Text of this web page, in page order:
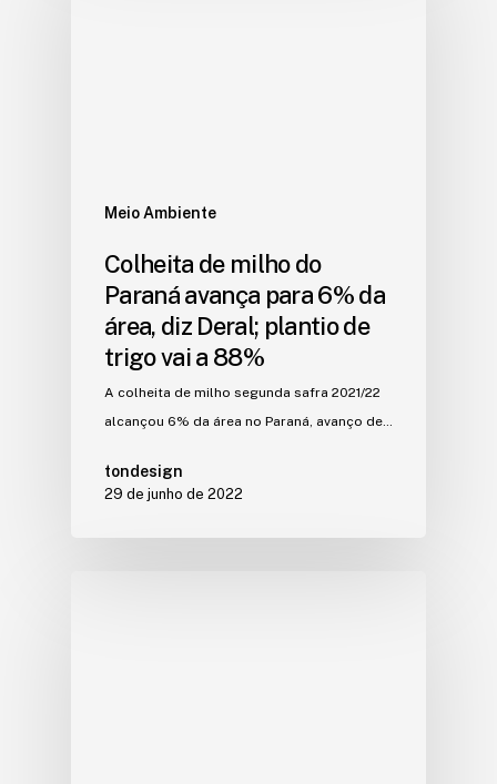
Meio Ambiente
Colheita de milho do
Paraná avança para 6% da
área, diz Deral; plantio de
trigo vai a 88%
A colheita de milho segunda safra 2021/22
alcançou 6% da área no Paraná, avanço de…
tondesign
29 de junho de 2022